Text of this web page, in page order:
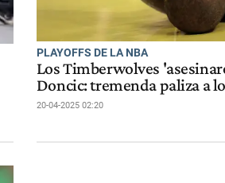
PLAYOFFS DE LA NBA
Los Timberwolves
Doncic: tremenda paliza a
20-04-2025 02:20